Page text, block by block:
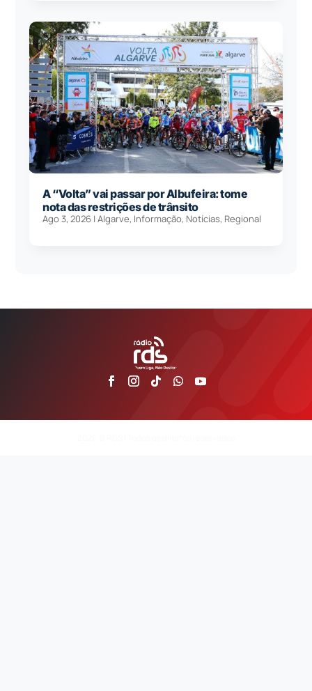
A “Volta” vai passar por Albufeira: tome
nota das restrições de trânsito
Ago 3, 2026 |Algarve, Informação, Notícias, Regional